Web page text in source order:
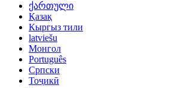
ქართული
Қазақ
Кыргыз тили
latviešu
Монгол
Português
Српски
Тоҷикӣ